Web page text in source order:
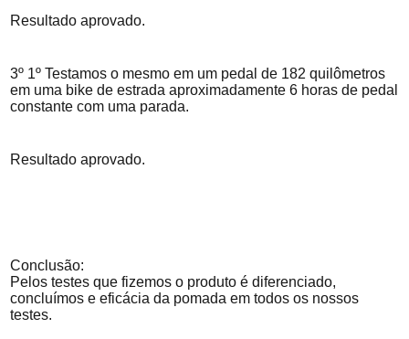
Resultado aprovado.
3º 1º Testamos o mesmo em um pedal de 182 quilômetros
em uma bike de estrada aproximadamente 6 horas de pedal
constante com uma parada.
Resultado aprovado.
Conclusão:
Pelos testes que fizemos o produto é diferenciado,
concluímos e eficácia da pomada em todos os nossos
testes.